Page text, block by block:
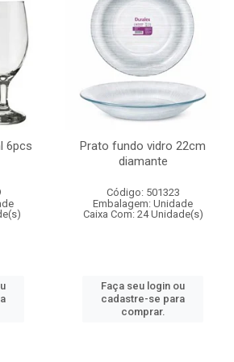
6pcs
Prato fundo vidro 22cm
diamante
Código: 501323
Embalagem: Unidade
Caixa Com: 24 Unidade(s)
Faça seu login ou
cadastre-se para
comprar.